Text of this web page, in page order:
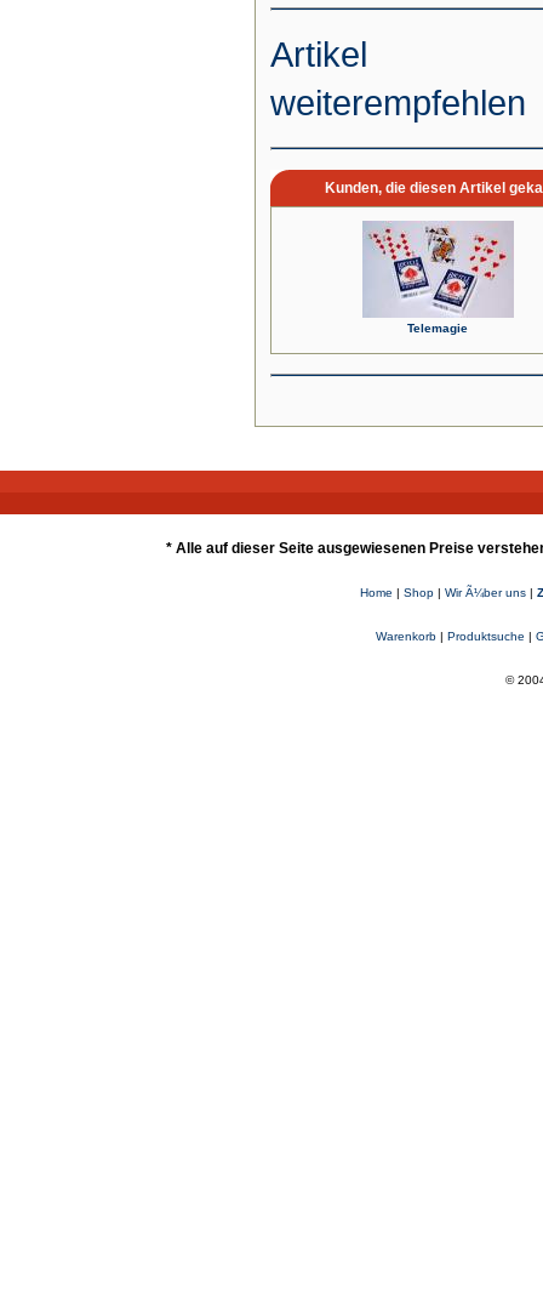
Artikel
weiterempfehlen
Kunden, die diesen Artikel
Telemagie
* Alle auf dieser Seite ausgewiesenen Preise
Home | Shop| Wir Ã¼ber uns|
Warenkorb| Produktsuche |
©